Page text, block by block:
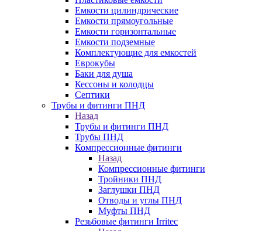
Емкости цилиндрические
Емкости прямоугольные
Емкости горизонтальные
Емкости подземные
Комплектующие для емкостей
Еврокубы
Баки для душа
Кессоны и колодцы
Септики
Трубы и фитинги ПНД
Назад
Трубы и фитинги ПНД
Трубы ПНД
Компрессионные фитинги
Назад
Компрессионные фитинги
Тройники ПНД
Заглушки ПНД
Отводы и углы ПНД
Муфты ПНД
Резьбовые фитинги Irritec